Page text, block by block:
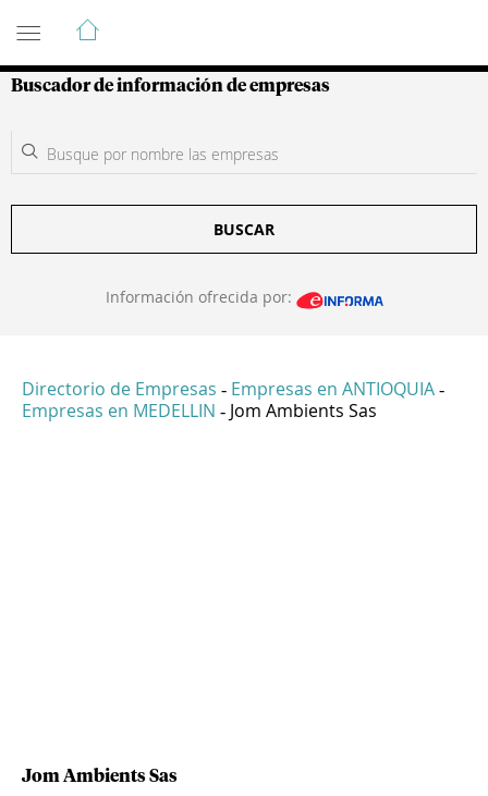
Guía de Empresas Colombianas
Buscador de información de empresas
BUSCAR
Información ofrecida por:
Directorio de Empresas - Empresas en ANTIOQUIA -
Empresas en MEDELLIN - Jom Ambients Sas
Jom Ambients Sas